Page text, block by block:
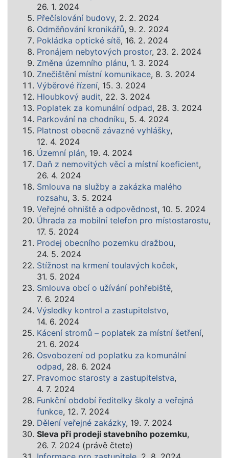
26. 1. 2024
Přečíslování budovy, 2. 2. 2024
Odměňování kronikářů, 9. 2. 2024
Pokládka optické sítě, 16. 2. 2024
Pronájem nebytových prostor, 23. 2. 2024
Změna územního plánu, 1. 3. 2024
Znečištění místní komunikace, 8. 3. 2024
Výběrové řízení, 15. 3. 2024
Hloubkový audit, 22. 3. 2024
Poplatek za komunální odpad, 28. 3. 2024
Parkování na chodníku, 5. 4. 2024
Platnost obecně závazné vyhlášky,
12. 4. 2024
Územní plán, 19. 4. 2024
Daň z nemovitých věcí a místní koeficient,
26. 4. 2024
Smlouva na služby a zakázka malého
rozsahu, 3. 5. 2024
Veřejné ohniště a odpovědnost, 10. 5. 2024
Úhrada za mobilní telefon pro místostarostu,
17. 5. 2024
Prodej obecního pozemku dražbou,
24. 5. 2024
Stížnost na krmení toulavých koček,
31. 5. 2024
Smlouva obcí o užívání pohřebiště,
7. 6. 2024
Výsledky kontrol a zastupitelstvo,
14. 6. 2024
Kácení stromů – poplatek za místní šetření,
21. 6. 2024
Osvobození od poplatku za komunální
odpad, 28. 6. 2024
Pravomoc starosty a zastupitelstva,
4. 7. 2024
Funkční období ředitelky školy a veřejná
funkce, 12. 7. 2024
Dělení veřejné zakázky, 19. 7. 2024
Sleva při prodeji stavebního pozemku,
26. 7. 2024 (právě čtete)